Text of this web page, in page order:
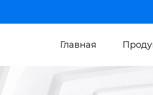
Главная